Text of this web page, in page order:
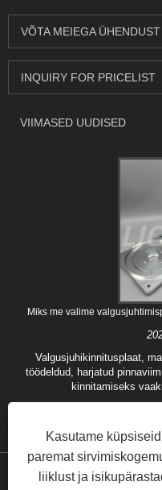
VÕTA MEIEGA ÜHENDUST
INQUIRY FOR PRICELIST
VIIMASED UUDISED
Miks me valime
Valgusjuhikinnitusplaat,
töödeldud, harjatud
kinnitamiseks
Autoriõigus © 2024 Qingdao
Kasutame
paremat
liiklust ja